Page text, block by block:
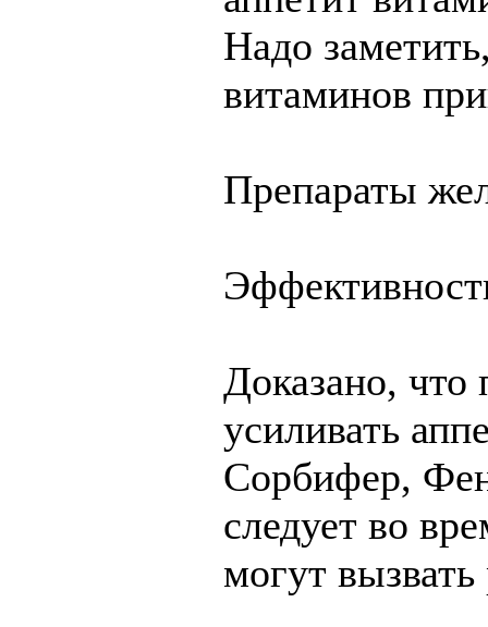
Надо
витаминов
Препараты
Доказано, что
усиливать
Сорбифер,
следует во
могут